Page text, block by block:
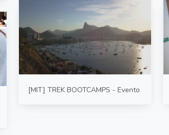
[MIT] TREK BOOTCAMPS - Evento